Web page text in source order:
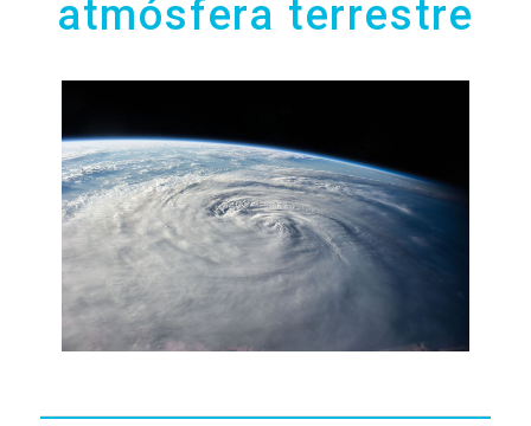
atmósfera terrestre